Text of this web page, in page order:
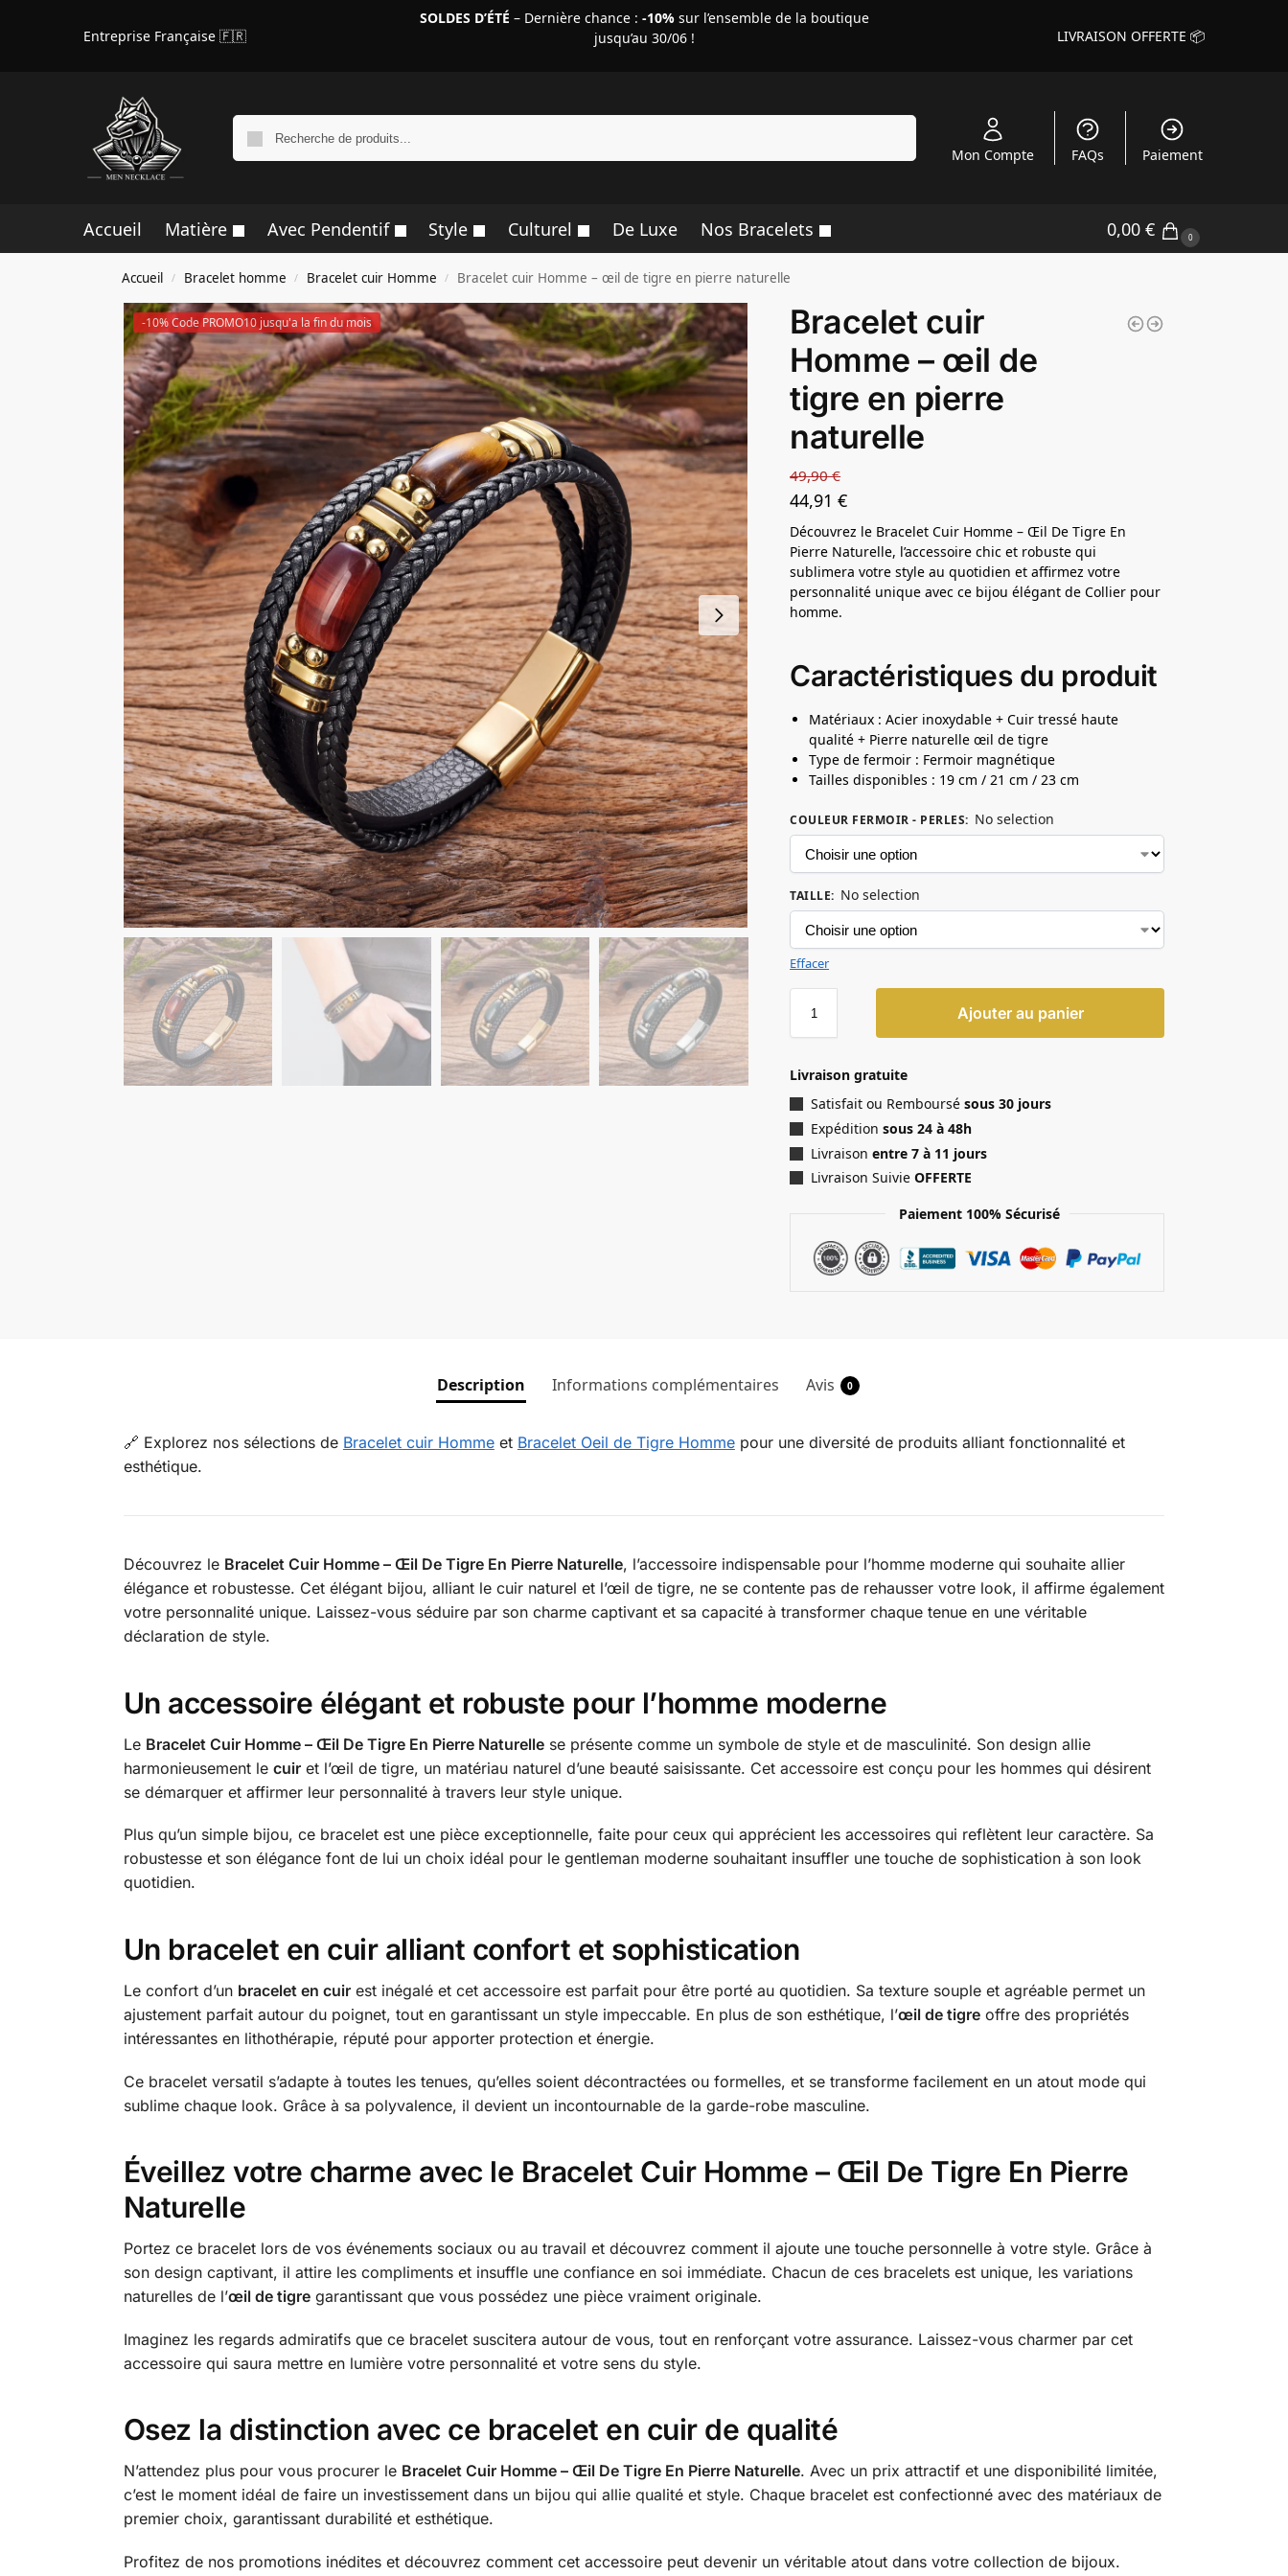
Entreprise Française 🇫🇷
SOLDES D’ÉTÉ – Dernière chance : -10%sur l’ensemble de la boutique
jusqu’au 30/06 !
LIVRAISON OFFERTE 📦
Mon Compte FAQs Paiement
Accueil Matière Avec Pendentif Style Culturel De Luxe Nos Bracelets 0,00 € 0
Accueil / Bracelet homme / Bracelet cuir Homme / Bracelet cuir Homme – œil de tigre en pierre naturelle
-10% Code PROMO10 jusqu'a la fin du mois
Bracelet cuir
Homme – œil de
tigre en pierre
naturelle
49,90€
44,91€
Découvrez le Bracelet Cuir Homme – Œil De Tigre En
Pierre Naturelle, l’accessoire chic et robuste qui
sublimera votre style au quotidien et affirmez votre
personnalité unique avec ce bijou élégant de Collier pour
homme.
Caractéristiques du produit
Matériaux : Acier inoxydable + Cuir tressé haute
qualité + Pierre naturelle œil de tigre
Type de fermoir : Fermoir magnétique
Tailles disponibles : 19 cm / 21 cm / 23 cm
COULEUR FERMOIR - PERLES: No selection
TAILLE: No selection
Effacer
Ajouter au panier
Livraison gratuite
Satisfait ou Remboursésous 30 jours
Expédition sous 24 à 48h
Livraisonentre 7 à 11 jours
Livraison SuivieOFFERTE
Paiement 100% Sécurisé
Description Informations complémentaires Avis 0
🔗 Explorez nos sélections de Bracelet cuir Hommeet Bracelet Oeil de Tigre Hommepour une diversité de produits alliant fonctionnalité et
esthétique.
Découvrez le Bracelet Cuir Homme – Œil De Tigre En Pierre Naturelle, l’accessoire indispensable pour l’homme moderne qui souhaite allier
élégance et robustesse. Cet élégant bijou, alliant le cuir naturel et l’œil de tigre, ne se contente pas de rehausser votre look, il affirme également
votre personnalité unique. Laissez-vous séduire par son charme captivant et sa capacité à transformer chaque tenue en une véritable
déclaration de style.
Un accessoire élégant et robuste pour l’homme moderne
Le Bracelet Cuir Homme – Œil De Tigre En Pierre Naturellese présente comme un symbole de style et de masculinité. Son design allie
harmonieusement le cuiret l’œil de tigre, un matériau naturel d’une beauté saisissante. Cet accessoire est conçu pour les hommes qui désirent
se démarquer et affirmer leur personnalité à travers leur style unique.
Plus qu’un simple bijou, ce bracelet est une pièce exceptionnelle, faite pour ceux qui apprécient les accessoires qui reflètent leur caractère. Sa
robustesse et son élégance font de lui un choix idéal pour le gentleman moderne souhaitant insuffler une touche de sophistication à son look
quotidien.
Un bracelet en cuir alliant confort et sophistication
Le confort d’un bracelet en cuirest inégalé et cet accessoire est parfait pour être porté au quotidien. Sa texture souple et agréable permet un
ajustement parfait autour du poignet, tout en garantissant un style impeccable. En plus de son esthétique, l’œil de tigreoffre des propriétés
intéressantes en lithothérapie, réputé pour apporter protection et énergie.
Ce bracelet versatil s’adapte à toutes les tenues, qu’elles soient décontractées ou formelles, et se transforme facilement en un atout mode qui
sublime chaque look. Grâce à sa polyvalence, il devient un incontournable de la garde-robe masculine.
Éveillez votre charme avec le Bracelet Cuir Homme – Œil De Tigre En Pierre
Naturelle
Portez ce bracelet lors de vos événements sociaux ou au travail et découvrez comment il ajoute une touche personnelle à votre style. Grâce à
son design captivant, il attire les compliments et insuffle une confiance en soi immédiate. Chacun de ces bracelets est unique, les variations
naturelles de l’œil de tigregarantissant que vous possédez une pièce vraiment originale.
Imaginez les regards admiratifs que ce bracelet suscitera autour de vous, tout en renforçant votre assurance. Laissez-vous charmer par cet
accessoire qui saura mettre en lumière votre personnalité et votre sens du style.
Osez la distinction avec ce bracelet en cuir de qualité
N’attendez plus pour vous procurer le Bracelet Cuir Homme – Œil De Tigre En Pierre Naturelle. Avec un prix attractif et une disponibilité limitée,
c’est le moment idéal de faire un investissement dans un bijou qui allie qualité et style. Chaque bracelet est confectionné avec des matériaux de
premier choix, garantissant durabilité et esthétique.
Profitez de nos promotions inédites et découvrez comment cet accessoire peut devenir un véritable atout dans votre collection de bijoux.